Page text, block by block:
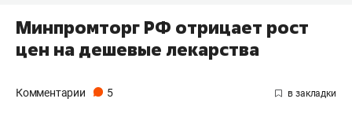
Минпромторг РФ отрицает рост
цен на дешевые лекарства
Комментарии 5